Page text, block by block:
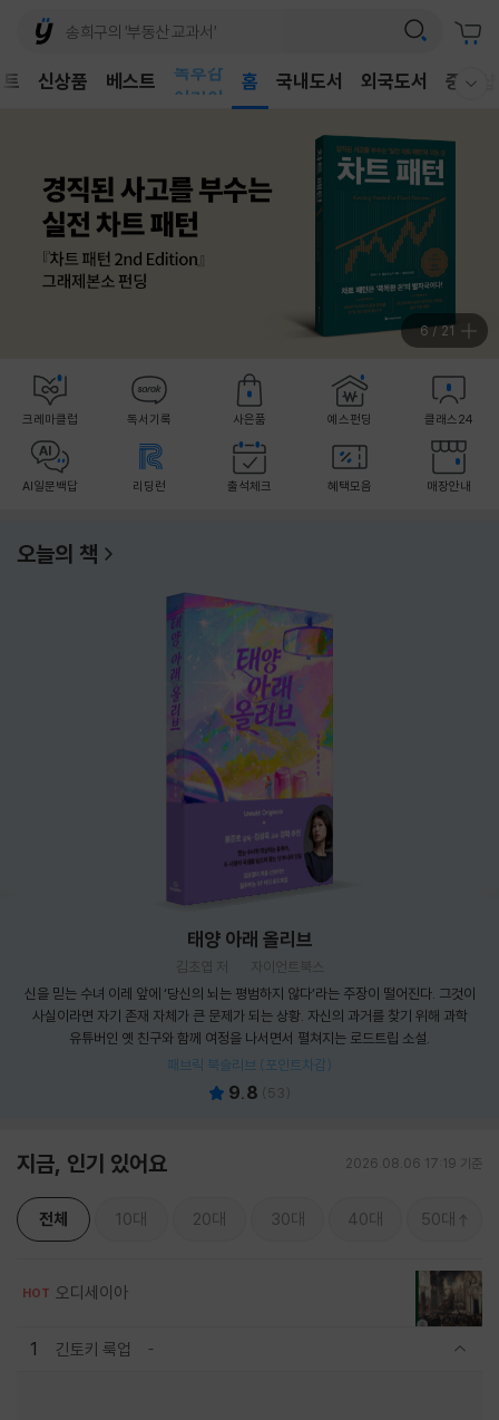
신상품 베스트
어린이
홈 국내도서 외국도서 중고샵
6/21
크레마클럽 독서기록 사은품 예스펀딩 클래스24
AI일문백답 리딩런 출석체크 혜택모음 매장안내
오늘의 책
태양 아래 올리브
김초엽 저
자이언트북스
신을 믿는 수녀 이레 앞에 ‘당신의 뇌는 평범하지 않다’라는 주장이 떨어진다. 그것이
사실이라면 자기 존재 자체가 큰 문제가 되는 상황. 자신의 과거를 찾기 위해 과학
유튜버인 옛 친구와 함께 여정을 나서면서 펼쳐지는 로드트립 소설.
패브릭 북슬리브 (포인트차감)
9.8 (53)
지금, 인기 있어요 2026.08.06 17:19 기준
전체 10대 20대 30대 40대 50대
HOT 오디세이아
1 긴토키 룩업